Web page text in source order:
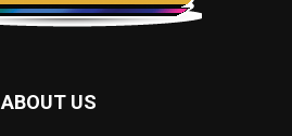
ABOUT US